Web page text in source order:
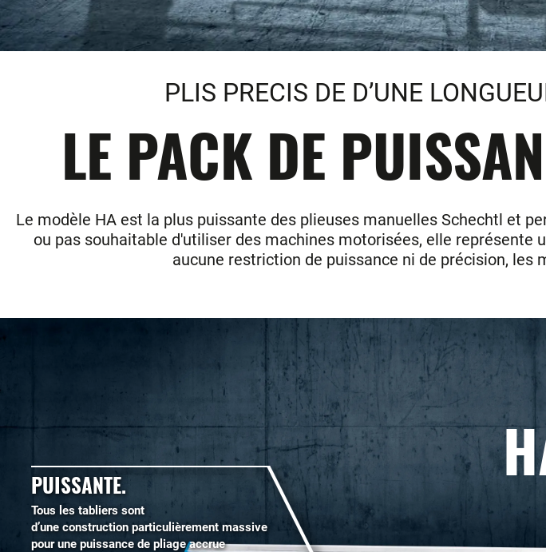
PLIS PRECIS DE D’UNE
LE PACK DE
Le modèle HA est la plus puissante des plieuses manuelles Schechtl et
ou pas souhaitable d'utiliser des machines motorisées, elle
aucune restriction de puissance ni de précision,
PUISSANTE.
Tous les tabliers sont
d’une construction particulièrement massive
pour une puissance de pliage accrue